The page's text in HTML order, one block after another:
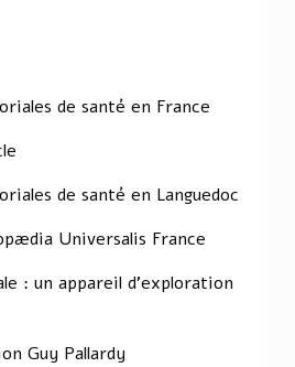
de santé en France
de santé en Languedoc
Universalis France
: un appareil d'exploration
Guy Pallardy